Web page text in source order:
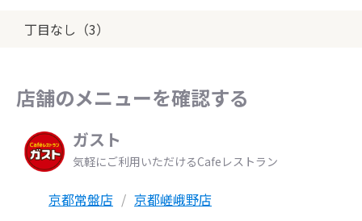
丁目なし（3）
店舗のメニューを確認する
ガスト
気軽にご利用いただけるCafeレストラン
京都常盤店 京都嵯峨野店